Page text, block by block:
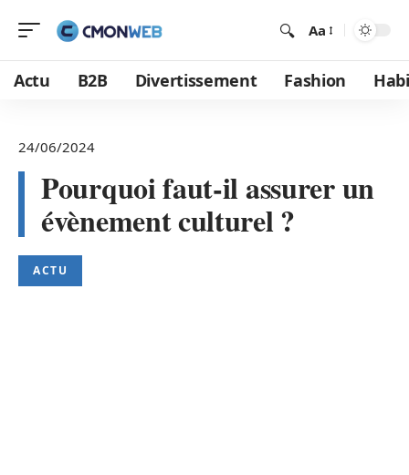
Aa
Actu B2B Divertissement Fashion
24/06/2024
Pourquoi faut-il assurer un
évènement culturel ?
ACTU